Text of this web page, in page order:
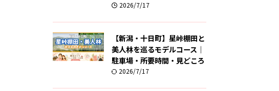
2026/7/17
【新潟・十日町】星峠棚田と
美人林を巡るモデルコース｜
駐車場・所要時間・見どころ
2026/7/17